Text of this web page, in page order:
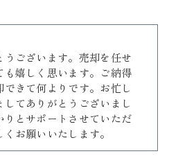
うございます。売却を任せ
も嬉しく思います。ご納得
きて何よりです。お忙し
てありがとうございまし
りとサポートさせていただ
お願いいたします。